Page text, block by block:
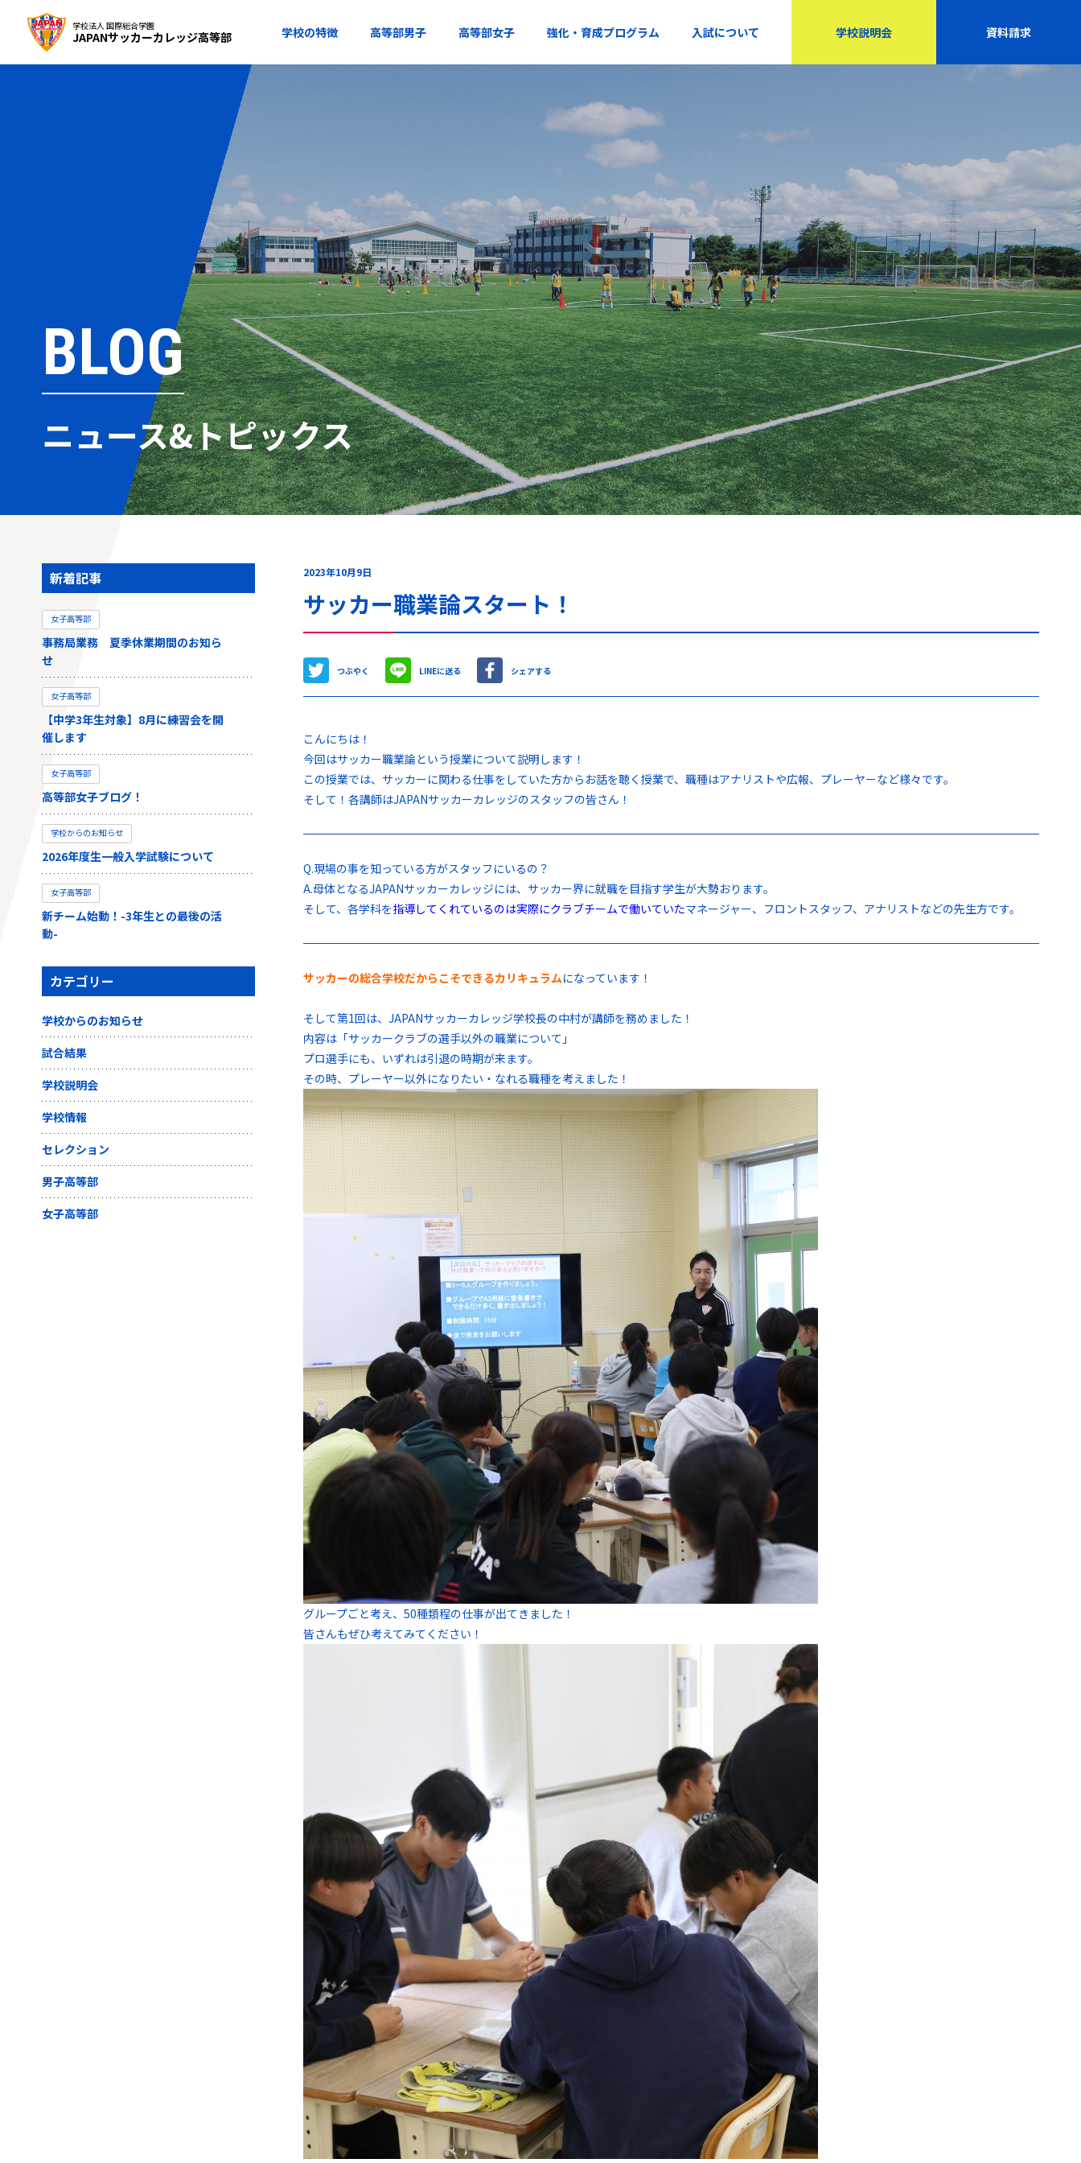
学校法人 国際総合学園
JAPANサッカーカレッジ高等部 学校の特徴 高等部男子 高等部女子 強化・育成プログラム 入試について 学校説明会 資料請求
BLOG
ニュース&トピックス
2023年10月9日
サッカー職業論スタート！
つぶやく LINEに送る シェアする
こんにちは！
今回はサッカー職業論という授業について説明します！
この授業では、サッカーに関わる仕事をしていた方からお話を聴く授業で、職種はアナリストや広報、プレーヤーなど様々です。
そして！各講師はJAPANサッカーカレッジのスタッフの皆さん！
Q.現場の事を知っている方がスタッフにいるの？
A.母体となるJAPANサッカーカレッジには、サッカー界に就職を目指す学生が大勢おります。
そして、各学科を指導してくれているのは実際にクラブチームで働いていたマネージャー、フロントスタッフ、アナリストなどの先生方です。
サッカーの総合学校だからこそできるカリキュラムになっています！
そして第1回は、JAPANサッカーカレッジ学校長の中村が講師を務めました！
内容は「サッカークラブの選手以外の職業について」
プロ選手にも、いずれは引退の時期が来ます。
その時、プレーヤー以外になりたい・なれる職種を考えました！
グループごと考え、50種類程の仕事が出てきました！
皆さんもぜひ考えてみてください！
新着記事
女子高等部
事務局業務 夏季休業期間のお知ら
せ
女子高等部
【中学3年生対象】8月に練習会を開
催します
女子高等部
高等部女子ブログ！
学校からのお知らせ
2026年度生一般入学試験について
女子高等部
新チーム始動！-3年生との最後の活
動-
カテゴリー
学校からのお知らせ
試合結果
学校説明会
学校情報
セレクション
男子高等部
女子高等部